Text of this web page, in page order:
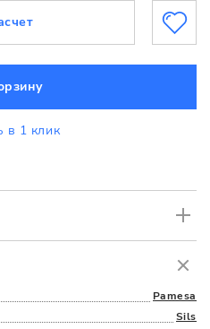
Pamesa
Sils
в 1 клик